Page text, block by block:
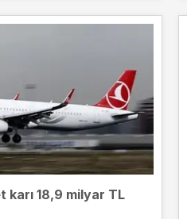
karı 18,9 milyar TL